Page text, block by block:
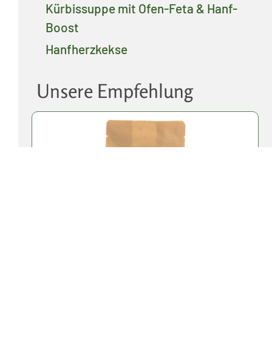
Kürbissuppe mit Ofen-Feta & Hanf-
Boost
Hanfherzkekse
Unsere Empfehlung